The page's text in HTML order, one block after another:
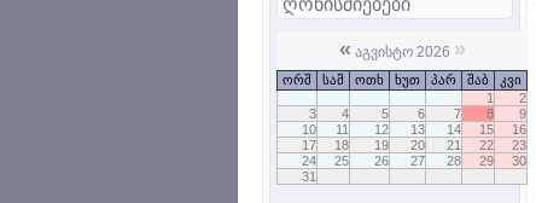
« აგვისტო 2026 »
ორშ სამ ოთხ ხუთ პარ შაბ
კვი
1
2
3
4 5 6 7 8
9
10
11 12 13 14 15
16
17
18 19 20 21 22
23
24
25 26 27 28 29
30
31